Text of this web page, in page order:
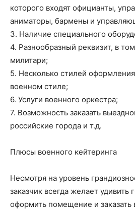
которого входят официанты,
аниматоры, бармены и
3. Наличие специального
4. Разнообразный реквизит, в
милитари;
5. Несколько стилей
военном стиле;
6. Услуги военного оркестра;
7. Возможность заказать
российские города и т.д.
Плюсы военного кейтеринга
Несмотря на уровень
заказчик всегда желает удивить
оформить помещение и